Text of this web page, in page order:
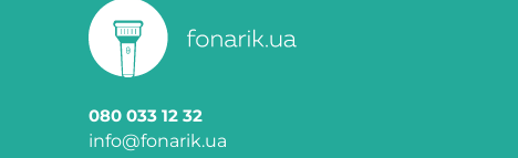
080 033 12 32
info@fonarik.ua